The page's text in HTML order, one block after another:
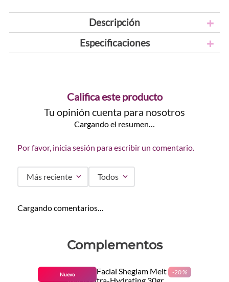
Descripción
Especificaciones
Califica este producto
Tu opinión cuenta para nosotros
Cargando el resumen…
Por favor, inicia sesión para escribir un comentario.
Más reciente Todos
Cargando comentarios…
Complementos
Nuevo -20 %